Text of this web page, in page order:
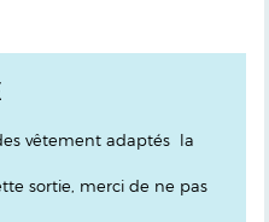
vêtement adaptés la
sortie, merci de ne pas